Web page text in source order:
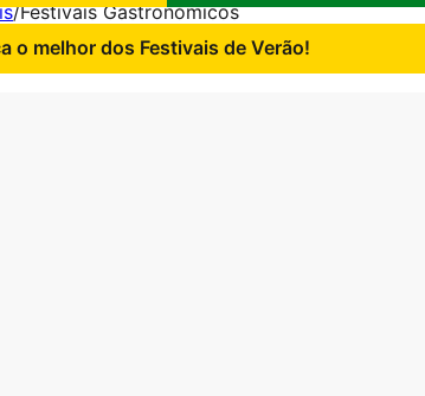
/Festivais Gastronómicos
o melhor dos Festivais de Verão!